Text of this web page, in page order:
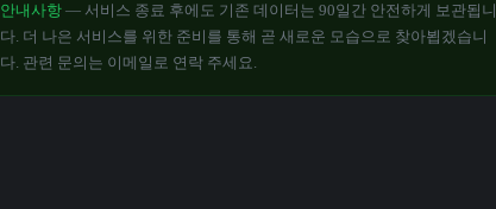
안내사항 — 서비스 종료 후에도 기존 데이터는 90일간 안전하게 보관됩니
다. 더 나은 서비스를 위한 준비를 통해 곧 새로운 모습으로 찾아뵙겠습니
다. 관련 문의는 이메일로 연락 주세요.